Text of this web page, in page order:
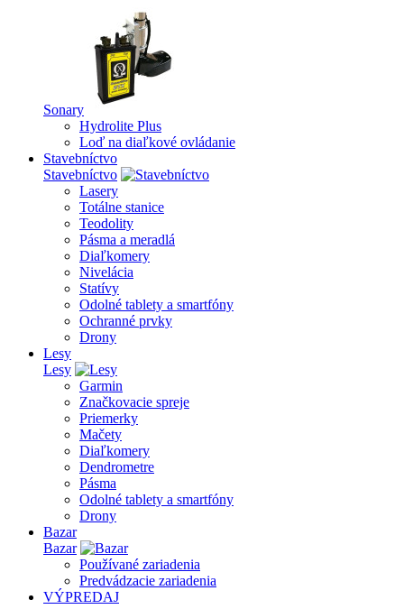
Sonary
Hydrolite Plus
Loď na diaľkové ovládanie
Stavebníctvo
Stavebníctvo
Lasery
Totálne stanice
Teodolity
Pásma a meradlá
Diaľkomery
Nivelácia
Statívy
Odolné tablety a smartfóny
Ochranné prvky
Drony
Lesy
Lesy
Garmin
Značkovacie spreje
Priemerky
Mačety
Diaľkomery
Dendrometre
Pásma
Odolné tablety a smartfóny
Drony
Bazar
Bazar
Používané zariadenia
Predvádzacie zariadenia
VÝPREDAJ